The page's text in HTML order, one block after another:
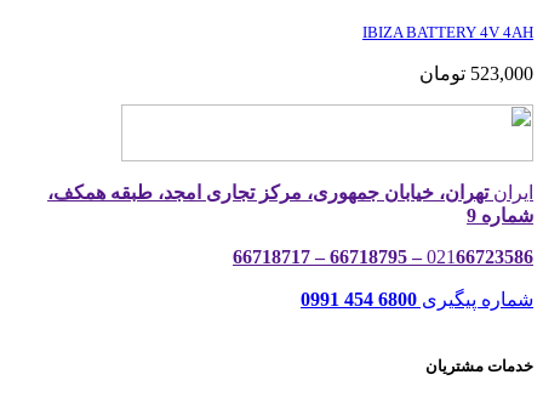
IBIZA BATTERY 4V 4AH
523,000 تومان
ایرانتهران، خیابان جمهوری، مرکز تجاری امجد، طبقه همکف،
شماره 9
02166723586 – 66718795 – 66718717
شماره پیگیری 6800 454 0991
خدمات مشتریان